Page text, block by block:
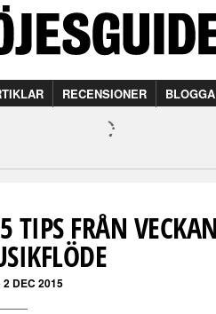
RECENSIONER
TIPS FRÅN
2 DEC 2015